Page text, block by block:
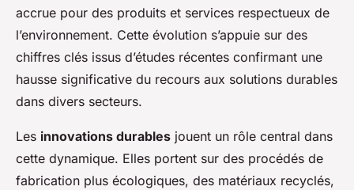
accrue pour des produits et services respectueux de
l’environnement. Cette évolution s’appuie sur des
chiffres clés issus d’études récentes confirmant une
hausse significative du recours aux solutions durables
dans divers secteurs.
Les innovations durables jouent un rôle central dans
cette dynamique. Elles portent sur des procédés de
fabrication plus écologiques, des matériaux recyclés,